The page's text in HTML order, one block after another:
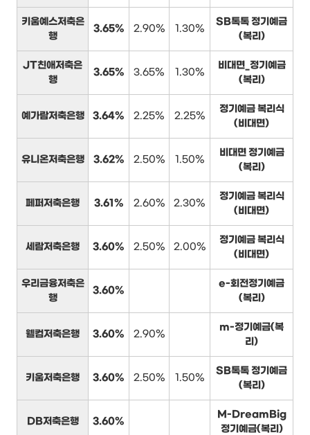
키움예스저축은
행
3.65% 2.90% 1.30%
SB톡톡 정기예금
(복리)
JT친애저축은
행
3.65% 3.65% 1.30%
비대면_정기예금
(복리)
예가람저축은행 3.64% 2.25% 2.25%
정기예금 복리식
(비대면)
유니온저축은행 3.62% 2.50% 1.50%
비대면 정기예금
(복리)
페퍼저축은행 3.61% 2.60% 2.30%
정기예금 복리식
(비대면)
세람저축은행 3.60% 2.50% 2.00%
정기예금 복리식
(비대면)
우리금융저축은
행
3.60%
e-회전정기예금
(복리)
웰컴저축은행 3.60% 2.90%
m-정기예금(복
리)
키움저축은행 3.60% 2.50% 1.50%
SB톡톡 정기예금
(복리)
DB저축은행 3.60%
M-DreamBig
정기예금(복리)